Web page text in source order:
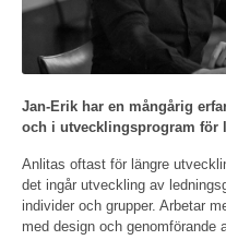
Jan-Erik har en mångårig
och i utvecklingsprogram för
Anlitas oftast för längre
det ingår utveckling av
individer och grupper. Arbetar
med design och genomförande